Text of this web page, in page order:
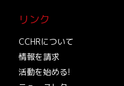
リンク
CCHRについて
情報を請求
活動を始める!